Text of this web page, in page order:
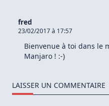
fred
23/02/2017 à 17:57
Bienvenue à toi dans le
Manjaro ! :-)
LAISSER UN COMMENTAIRE